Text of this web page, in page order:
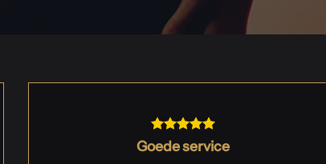
Goede service